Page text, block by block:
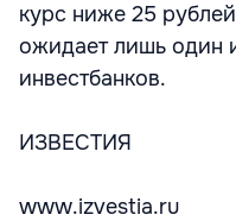
курс ниже 25
ожидает лишь один
инвестбанков.
ИЗВЕСТИЯ
www.izvestia.ru